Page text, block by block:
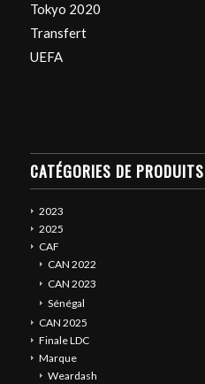
Tokyo 2020
Transfert
UEFA
CATÉGORIES DE PRODUITS
2023
2025
CAF
CAN 2022
CAN 2023
Sénégal
CAN 2025
Finale LDC
Marque
Weardash